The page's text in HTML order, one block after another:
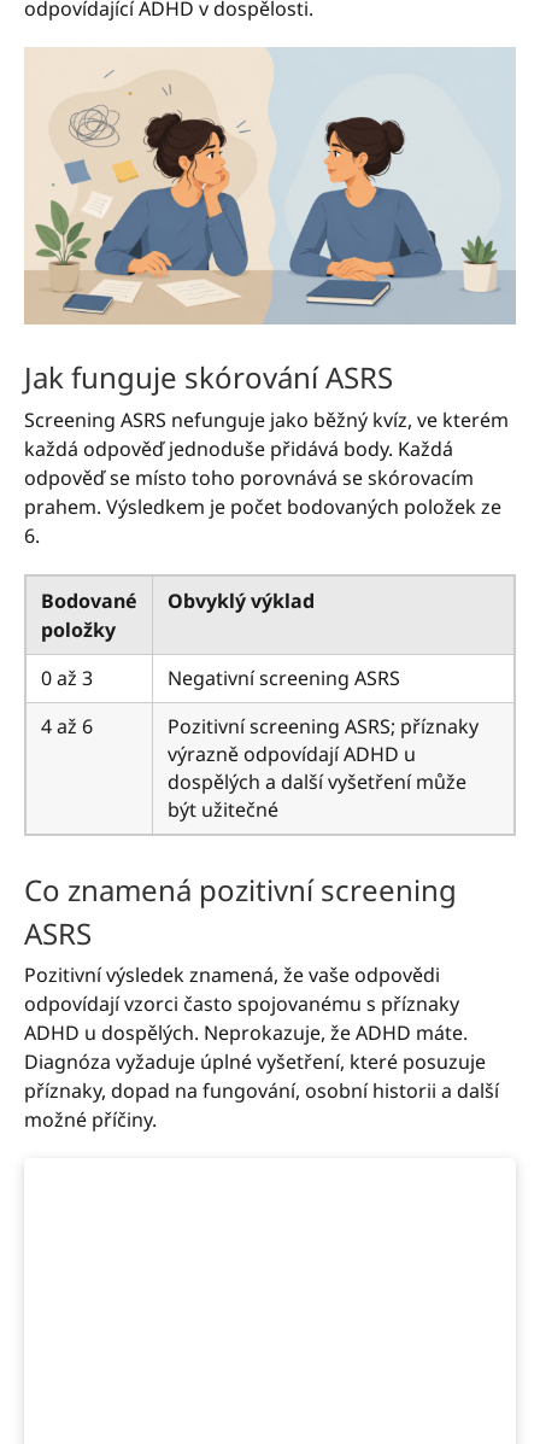
odpovídající ADHD v dospělosti.
Jak funguje skórování ASRS
Screening ASRS nefunguje jako běžný kvíz, ve kterém
každá odpověď jednoduše přidává body. Každá
odpověď se místo toho porovnává se skórovacím
prahem. Výsledkem je počet bodovaných položek ze
6.
Bodované
položky
Obvyklý výklad
0 až 3
Negativní screening ASRS
4 až 6
Pozitivní screening ASRS; příznaky
výrazně odpovídají ADHD u
dospělých a další vyšetření může
být užitečné
Co znamená pozitivní screening
ASRS
Pozitivní výsledek znamená, že vaše odpovědi
odpovídají vzorci často spojovanému s příznaky
ADHD u dospělých. Neprokazuje, že ADHD máte.
Diagnóza vyžaduje úplné vyšetření, které posuzuje
příznaky, dopad na fungování, osobní historii a další
možné příčiny.